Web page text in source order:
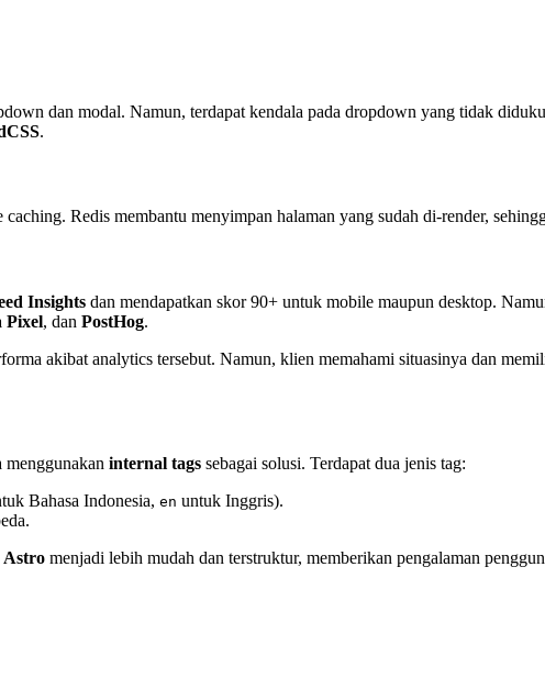
dan modal. Namun, terdapat kendala pada dropdown yang tidak
.
caching. Redis membantu menyimpan halaman yang sudah di-render,
Insights dan mendapatkan skor 90+ untuk mobile maupun desktop.
Pixel, dan PostHog.
akibat analytics tersebut. Namun, klien memahami situasinya dan
menggunakan internal tags sebagai solusi. Terdapat dua jenis tag:
Bahasa Indonesia, en untuk Inggris).
Astro menjadi lebih mudah dan terstruktur, memberikan pengalaman